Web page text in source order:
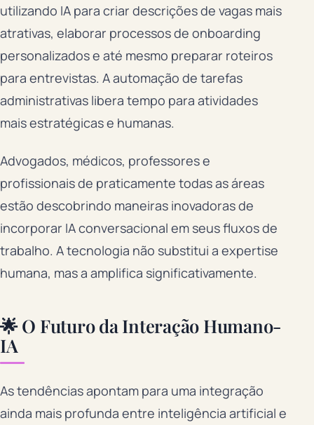
utilizando IA para criar descrições de vagas mais
atrativas, elaborar processos de onboarding
personalizados e até mesmo preparar roteiros
para entrevistas. A automação de tarefas
administrativas libera tempo para atividades
mais estratégicas e humanas.
Advogados, médicos, professores e
profissionais de praticamente todas as áreas
estão descobrindo maneiras inovadoras de
incorporar IA conversacional em seus fluxos de
trabalho. A tecnologia não substitui a expertise
humana, mas a amplifica significativamente.
🌟 O Futuro da Interação Humano-
IA
As tendências apontam para uma integração
ainda mais profunda entre inteligência artificial e